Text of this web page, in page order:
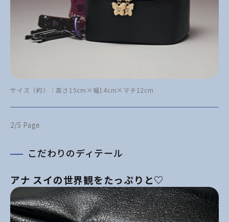
サイズ（約）：高さ15cm×幅14cm×マチ12cm
2/5 Page
こだわりのディテール
アナ スイの世界観をたっぷりと♡